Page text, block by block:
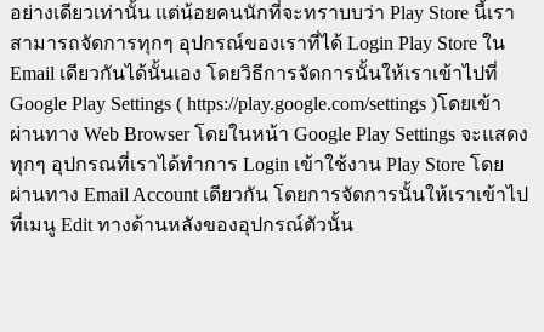
อย่างเดียวเท่านั้น แต่น้อยคนนักที่จะทราบบว่า Play Store นี้เรา
สามารถจัดการทุกๆ อุปกรณ์ของเราที่ได้ Login Play Store ใน
Email เดียวกันได้นั้นเอง โดยวิธีการจัดการนั้นให้เราเข้าไปที่
Google Play Settings ( https://play.google.com/settings )โดยเข้า
ผ่านทาง Web Browser โดยในหน้า Google Play Settings จะแสดง
ทุกๆ อุปกรณที่เราได้ทำการ Login เข้าใช้งาน Play Store โดย
ผ่านทาง Email Account เดียวกัน โดยการจัดการนั้นให้เราเข้าไป
ที่เมนู Edit ทางด้านหลังของอุปกรณ์ตัวนั้น